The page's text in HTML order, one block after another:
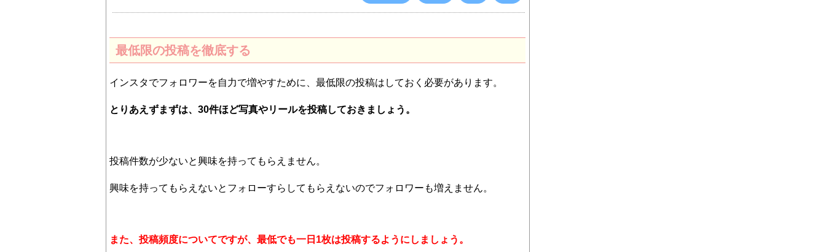
最低限の投稿を徹底する
インスタでフォロワーを自力で増やすために、最低限の投稿はしておく必要があります。
とりあえずまずは、30件ほど写真やリールを投稿しておきましょう。
投稿件数が少ないと興味を持ってもらえません。
興味を持ってもらえないとフォローすらしてもらえないのでフォロワーも増えません。
また、投稿頻度についてですが、最低でも一日1枚は投稿するようにしましょう。